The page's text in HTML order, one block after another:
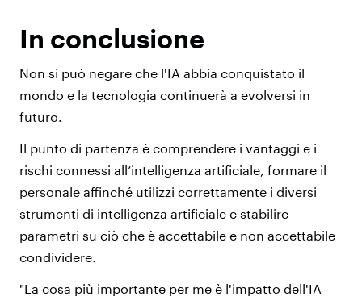
In conclusione
Non si può negare che l'IA abbia conquistato il
mondo e la tecnologia continuerà a evolversi in
futuro.
Il punto di partenza è comprendere i vantaggi e i
rischi connessi all’intelligenza artificiale, formare il
personale affinché utilizzi correttamente i diversi
strumenti di intelligenza artificiale e stabilire
parametri su ciò che è accettabile e non accettabile
condividere.
"La cosa più importante per me è l'impatto dell'IA